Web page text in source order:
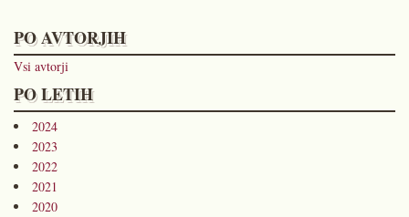
PO AVTORJIH
Vsi avtorji
PO LETIH
2024
2023
2022
2021
2020